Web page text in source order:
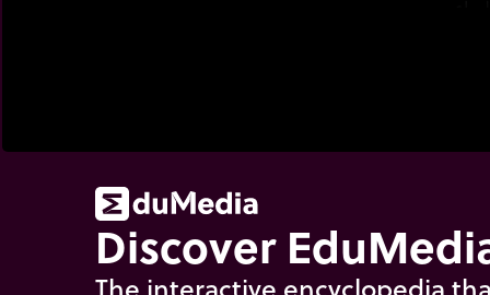
Discover